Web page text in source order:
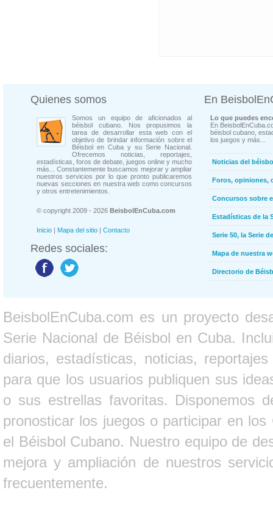
Quienes somos
Somos un equipo de aficionados al
béisbol cubano. Nos propusimos la
tarea de desarrollar esta web con el
objetivo de brindar información sobre el
Béisbol en Cuba y su Serie Nacional.
Ofrecemos noticias, reportajes,
estadísticas, foros de debate, juegos online y mucho
más... Constantemente buscamos mejorar y ampliar
nuestros servicios por lo que pronto publicaremos
nuevas secciones en nuestra web como concursos
y otros entretenimientos.
© copyright 2009 - 2026 BeisbolEnCuba.com
Inicio | Mapa del sitio | Contacto
Redes sociales:
En
Lo que puedes
En
béisbol cubano,
los juegos y más...
Noticias del
Foros, opiniones,
Concursos sobre
Estadísticas de la
Serie 50, la Serie
Mapa de nuestra
Directorio de
BeisbolEnCuba.com es un proyecto
Serie Nacional de Béisbol en Cuba.
diarios, estadísticas, noticias,
para que los usuarios publiquen sus
o sus estrellas favoritas. Disponemos
pronosticar los juegos o participar en
el Béisbol Cubano. Nuestro equipo de
mejora y ampliación de nuestros
frecuentemente.